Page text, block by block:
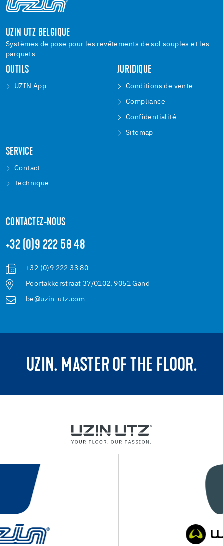
UZIN UTZ BELGIQUE
Systèmes de pose pour les revêtements de sol souples et les
parquets
OUTILS
UZIN App
JURIDIQUE
Conditions de vente
Compliance
Confidentialité
Sitemap
SERVICE
Contact
Technique
CONTACTEZ-NOUS
+32 (0)9 222 58 48
+32 (0)9 222 33 80
Poortakkerstraat 37/0102, 9051 Gand
be@uzin-utz.com
UZIN. MASTER OF THE FLOOR.